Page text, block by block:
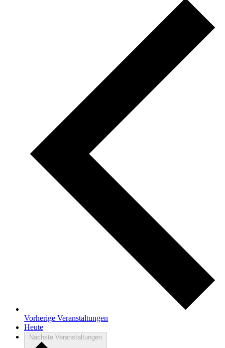
Vorherige Veranstaltungen
Heute
Nächste Veranstaltungen